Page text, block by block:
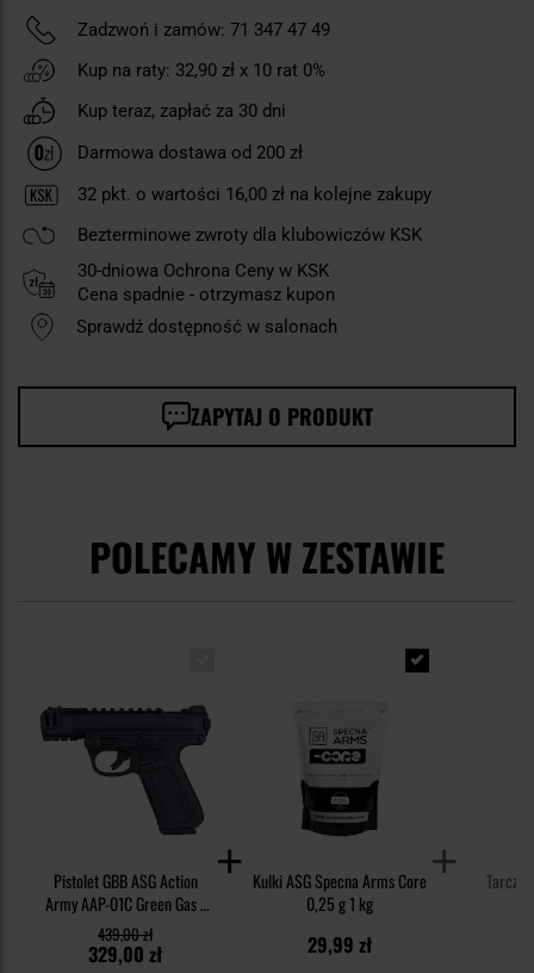
Zadzwoń i zamów: 71 347 47 49
Kup na raty: 32,90 zł x 10 rat 0%
Kup teraz, zapłać za 30 dni
Darmowa dostawa od 200 zł
32 pkt. o wartości 16,00 zł na kolejne zakupy
Bezterminowe zwroty dla klubowiczów KSK
30-dniowa Ochrona Ceny w KSK
Cena spadnie - otrzymasz kupon
Sprawdź dostępność w salonach
ZAPYTAJ O PRODUKT
POLECAMY W ZESTAWIE
Pistolet GBB ASG Action
Army AAP-01C Green Gas -
Black
329,00 zł
439,00 zł
Kulki ASG Specna Arms Core
0,25 g 1 kg
29,99 zł
Tarcze